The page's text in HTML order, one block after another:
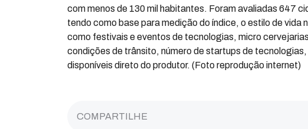
com menos de 130 mil habitantes. Foram avaliadas 647
tendo como base para medição do índice, o estilo de vida
como festivais e eventos de tecnologias, micro
condições de trânsito, número de startups de
disponíveis direto do produtor. (Foto reprodução internet)
COMPARTILHE